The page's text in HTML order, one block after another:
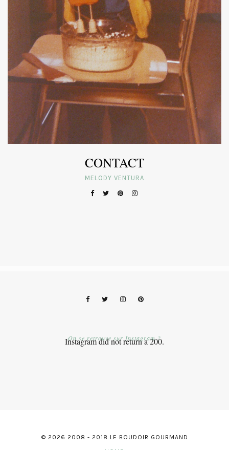
CONTACT
MELODY VENTURA
Instagram did not return a 200.
On se retrouve sur Instagram ?
© 2026 2008 - 2018 LE BOUDOIR GOURMAND